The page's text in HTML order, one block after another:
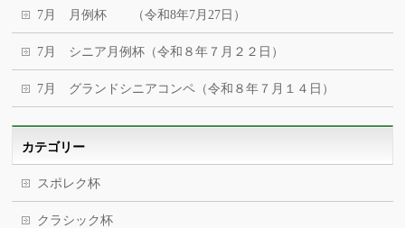
7月 月例杯 （令和8年7月27日）
7月 シニア月例杯（令和８年７月２２日）
7月 グランドシニアコンペ（令和８年７月１４日）
カテゴリー
スポレク杯
クラシック杯